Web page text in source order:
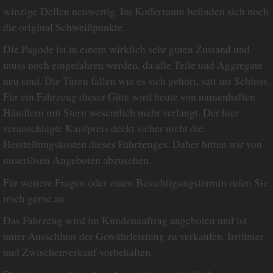
winzige Dellen neuwertig. Im Kofferraum befinden sich noch
die original Schweißpunkte.
Die Pagode ist in einem wirklich sehr guten Zustand und
muss noch eingefahren werden, da alle Teile und Aggregate
neu sind. Die Türen fallen wie es sich gehört, satt ins Schloss.
Für ein Fahrzeug dieser Güte wird heute von namenhaften
Händlern mit Stern wesentlich mehr verlangt. Der hier
veranschlagte Kaufpreis deckt sicher nicht die
Herstellungskosten dieses Fahrzeuges. Daher bitten wir von
unseriösen Angeboten abzusehen.
Für weitere Fragen oder einen Besichtigungstermin rufen Sie
mich gerne an.
Das Fahrzeug wird im Kundenauftrag angeboten und ist
unter Ausschluss der Gewährleistung zu verkaufen. Irrtümer
und Zwischenverkauf vorbehalten.